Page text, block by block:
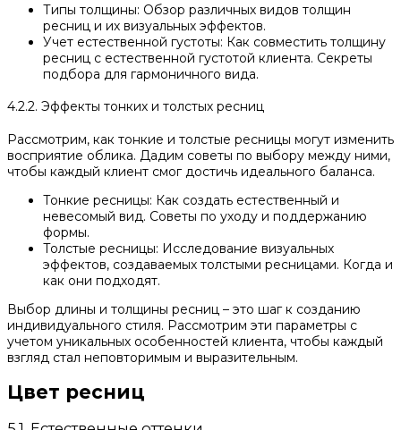
Типы толщины: Обзор различных видов толщин
ресниц и их визуальных эффектов.
Учет естественной густоты: Как совместить толщину
ресниц с естественной густотой клиента. Секреты
подбора для гармоничного вида.
4.2.2. Эффекты тонких и толстых ресниц
Рассмотрим, как тонкие и толстые ресницы могут изменить
восприятие облика. Дадим советы по выбору между ними,
чтобы каждый клиент смог достичь идеального баланса.
Тонкие ресницы: Как создать естественный и
невесомый вид. Советы по уходу и поддержанию
формы.
Толстые ресницы: Исследование визуальных
эффектов, создаваемых толстыми ресницами. Когда и
как они подходят.
Выбор длины и толщины ресниц – это шаг к созданию
индивидуального стиля. Рассмотрим эти параметры с
учетом уникальных особенностей клиента, чтобы каждый
взгляд стал неповторимым и выразительным.
Цвет ресниц